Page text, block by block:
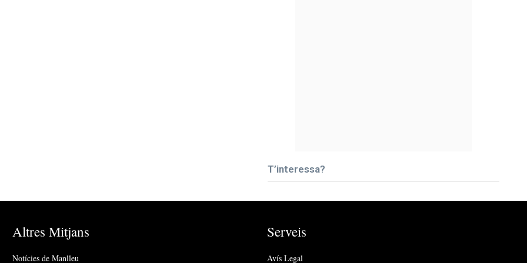
T’interessa?
Altres Mitjans
Notícies de Manlleu
Serveis
Avís Legal